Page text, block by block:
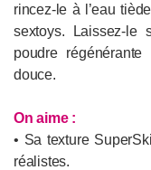
rincez-le à l’eau
sextoys. Laissez-
poudre
douce.
On aime :
• Sa texture
réalistes.